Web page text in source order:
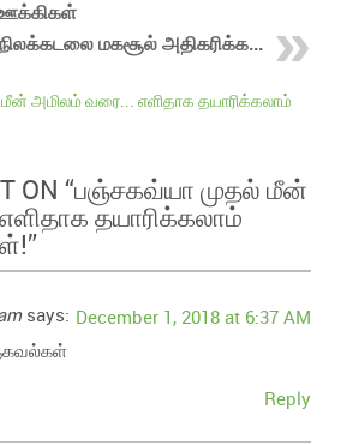
நிலக்கடலை மகசூல் அதிகரிக்க...
அமிலம் வரை... எளிதாக தயாரிக்கலாம்
ON “பஞ்சகவ்யா முதல் மீன்
தயாரிக்கலாம்
”
says: December 1, 2018 at 6:37 AM
Reply